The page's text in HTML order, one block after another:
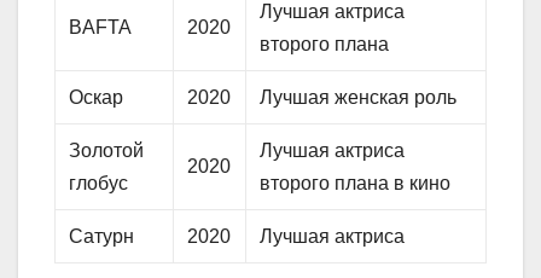
BAFTA 2020
Лучшая актриса
второго плана
Оскар 2020 Лучшая женская роль
Золотой
глобус
2020
Лучшая актриса
второго плана в кино
Сатурн 2020 Лучшая актриса